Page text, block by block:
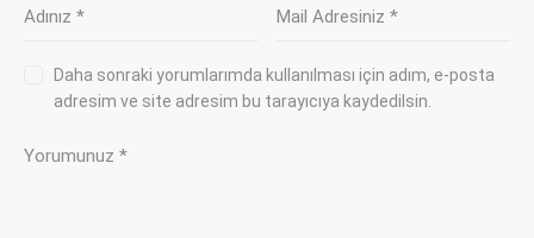
Daha sonraki yorumlarımda kullanılması için adım, e-posta
adresim ve site adresim bu tarayıcıya kaydedilsin.